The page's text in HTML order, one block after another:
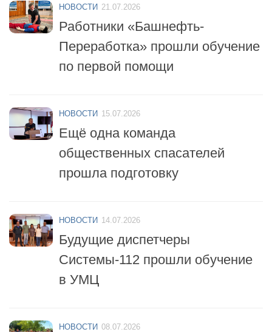
НОВОСТИ 21.07.2026
Работники «Башнефть-
Переработка» прошли обучение
по первой помощи
НОВОСТИ 15.07.2026
Ещё одна команда
общественных спасателей
прошла подготовку
НОВОСТИ 14.07.2026
Будущие диспетчеры
Системы-112 прошли обучение
в УМЦ
НОВОСТИ 08.07.2026